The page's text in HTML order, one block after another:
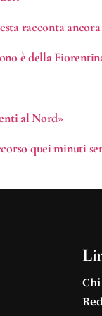
racconta
è della
al Nord»
quei minuti